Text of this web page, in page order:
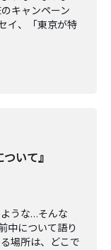
キャンペーン
イ、「東京が特
いて』
うな…そんな
中について語り
場所は、どこで